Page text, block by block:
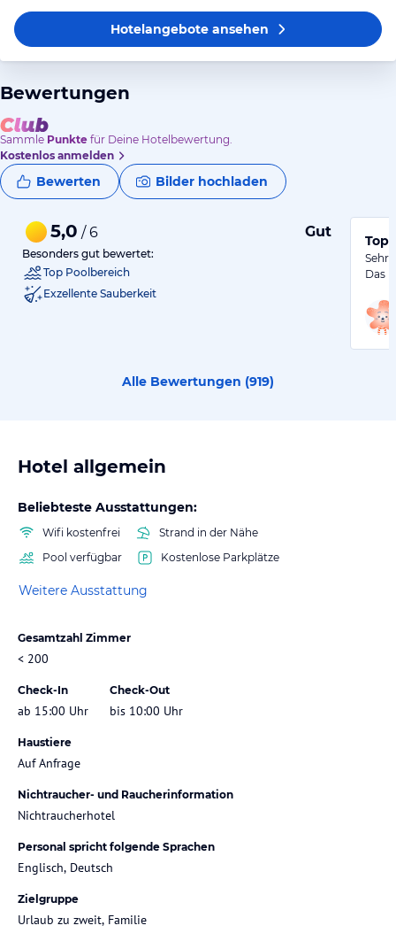
Hotelangeboteansehen
Bewertungen
Sammle Punkte für Deine Hotelbewertung.
Kostenlos anmelden
Bewerten Bilder hochladen
5,0 / 6 Gut
Besonders gut bewertet:
Top Poolbereich
Exzellente Sauberkeit
Top
Sehr
Das
Alle Bewertungen (919)
Hotel allgemein
Beliebteste Ausstattungen:
Wifi kostenfrei
Strand in der Nähe
Pool verfügbar
Kostenlose Parkplätze
Weitere Ausstattung
Gesamtzahl Zimmer
< 200
Check-In
ab 15:00 Uhr
Check-Out
bis 10:00 Uhr
Haustiere
Auf Anfrage
Nichtraucher- und Raucherinformation
Nichtraucherhotel
Personal spricht folgende Sprachen
Englisch, Deutsch
Zielgruppe
Urlaub zu zweit, Familie